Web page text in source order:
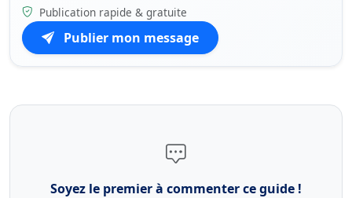
Publication rapide & gratuite
Publier mon message
Soyez le premier à commenter ce guide !